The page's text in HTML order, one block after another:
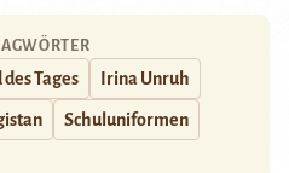
des Tages Irina Unruh
Schuluniformen